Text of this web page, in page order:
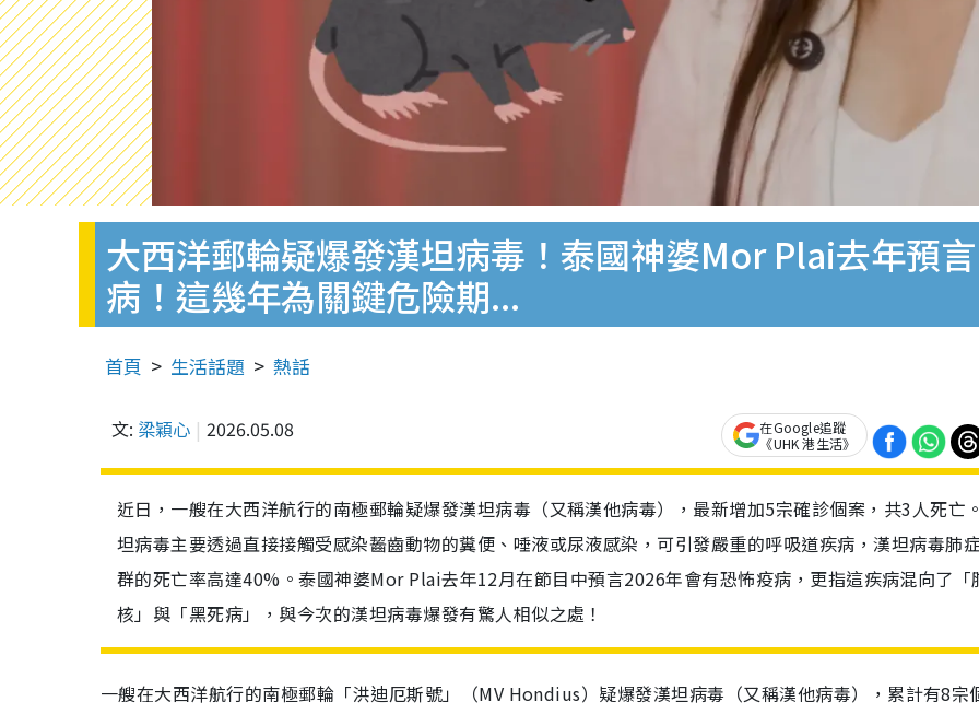
大西洋郵輪疑爆發漢坦病毒！泰國神婆Mor Plai去年預
病！這幾年為關鍵危險期...
首頁 生活話題 熱話
文: 梁穎心 2026.05.08
在Google追蹤
《UHK 港生活》
近日，一艘在大西洋航行的南極郵輪疑爆發漢坦病毒（又稱漢他病毒），最新增加5宗確診個案，共3人死亡
坦病毒主要透過直接接觸受感染齧齒動物的糞便、唾液或尿液感染，可引發嚴重的呼吸道疾病，漢坦病毒肺
群的死亡率高達40%。泰國神婆Mor Plai去年12月在節目中預言2026年會有恐怖疫病，更指這疾病混向了「
核」與「黑死病」，與今次的漢坦病毒爆發有驚人相似之處！
一艘在大西洋航行的南極郵輪「洪迪厄斯號」（MV Hondius）疑爆發漢坦病毒（又稱漢他病毒），累計有8宗